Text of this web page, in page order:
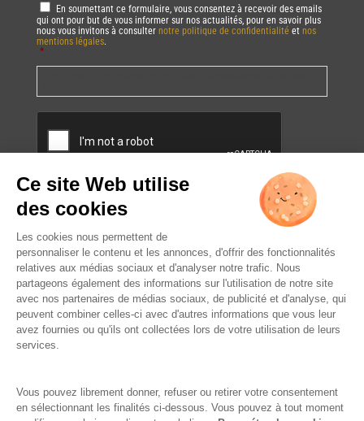
RGPD *
En soumettant ce formulaire, vous consentez à recevoir des emails
qui ont pour but de vous informer sur nos actualités, pour en savoir plus
nous vous invitons à consulter notre politique de confidentialité et nos
mentions légales.
*
MODÉRATION.